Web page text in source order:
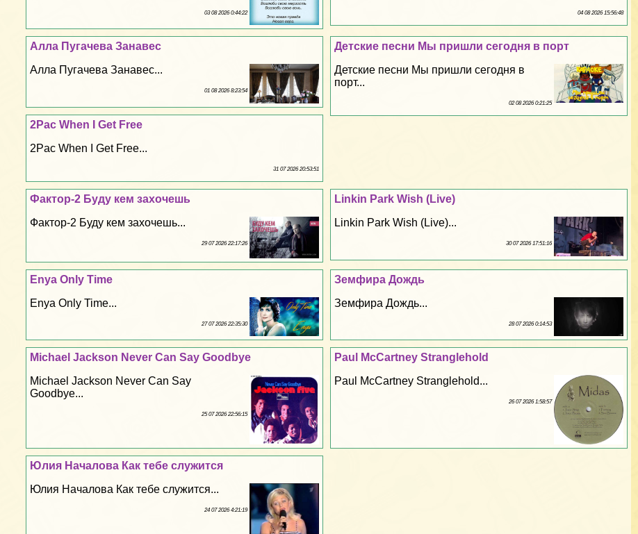
04 08 2026 15:56:48
03 08 2026 0:44:22
Детские песни Мы пришли сегодня в порт
Детские песни Мы пришли сегодня в
порт...
02 08 2026 0:21:25
Алла Пугачева Занавес
Алла Пугачева Занавес...
01 08 2026 8:23:54
2Pac When I Get Free
2Pac When I Get Free...
31 07 2026 20:53:51
Linkin Park Wish (Live)
Linkin Park Wish (Live)...
30 07 2026 17:51:16
Фактор-2 Буду кем захочешь
Фактор-2 Буду кем захочешь...
29 07 2026 22:17:26
Земфира Дождь
Земфира Дождь...
28 07 2026 0:14:53
Enya Only Time
Enya Only Time...
27 07 2026 22:35:30
Paul McCartney Stranglehold
Paul McCartney Stranglehold...
26 07 2026 1:58:57
Michael Jackson Never Can Say Goodbye
Michael Jackson Never Can Say
Goodbye...
25 07 2026 22:56:15
Юлия Началова Как тебе служится
Юлия Началова Как тебе служится...
24 07 2026 4:21:19